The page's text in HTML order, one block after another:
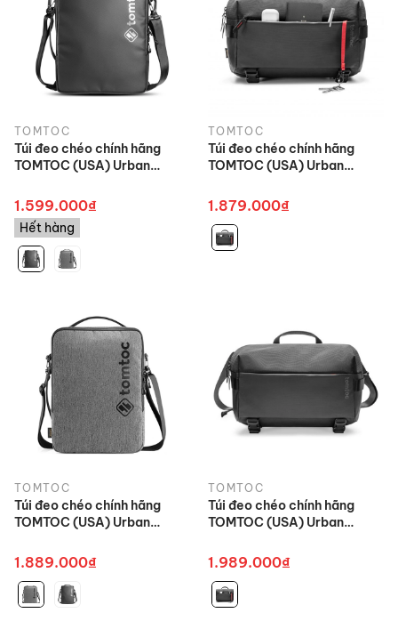
TOMTOC
Túi đeo chéo chính hãng
TOMTOC (USA) Urban
H14-C01 cho Macbook Pro
13-14 inch/Ultrabook 13
inch
1.599.000₫
Hết hàng
TOMTOC
Túi đeo chéo chính hãng
TOMTOC (USA) Urban
Work - H02-B04 cho iPad
9.7-11 inch
1.879.000₫
TOMTOC
Túi đeo chéo chính hãng
TOMTOC (USA) Urban
H14-E02 cho Macbook Pro
15-16 inch/Ultrabook 15
inch
1.889.000₫
TOMTOC
Túi đeo chéo chính hãng
TOMTOC (USA) Urban
Work - H02-C04 cho
Macbook 13.3 - 14.2 inch
1.989.000₫